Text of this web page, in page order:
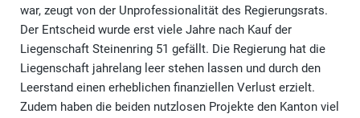
war, zeugt von der Unprofessionalität des Regierungsrats.
Der Entscheid wurde erst viele Jahre nach Kauf der
Liegenschaft Steinenring 51 gefällt. Die Regierung hat die
Liegenschaft jahrelang leer stehen lassen und durch den
Leerstand einen erheblichen finanziellen Verlust erzielt.
Zudem haben die beiden nutzlosen Projekte den Kanton viel